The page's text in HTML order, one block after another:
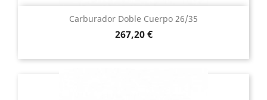
Carburador Doble Cuerpo 26/35
Precio
267,20 €